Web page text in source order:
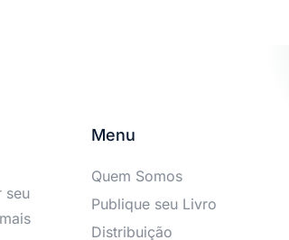
seu
Menu
Quem Somos
Publique seu Livro
Distribuição